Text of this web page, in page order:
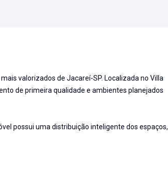
valorizados de Jacareí-SP. Localizada no Villa
de primeira qualidade e ambientes planejados
possui uma distribuição inteligente dos espaços,